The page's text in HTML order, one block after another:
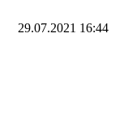
29.07.2021 16:44